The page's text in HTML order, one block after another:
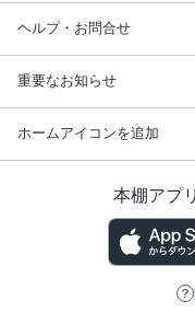
ヘルプ・お問合せ
重要なお知らせ
ホームアイコンを追加
本棚アプ